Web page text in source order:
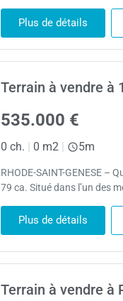
Plus de détails
Terrain à vendre à
535.000 €
0 ch. | 0 m2 | 5m
RHODE-SAINT-GENESE –
79 ca. Situé dans l’un des
Plus de détails
Terrain à vendre à